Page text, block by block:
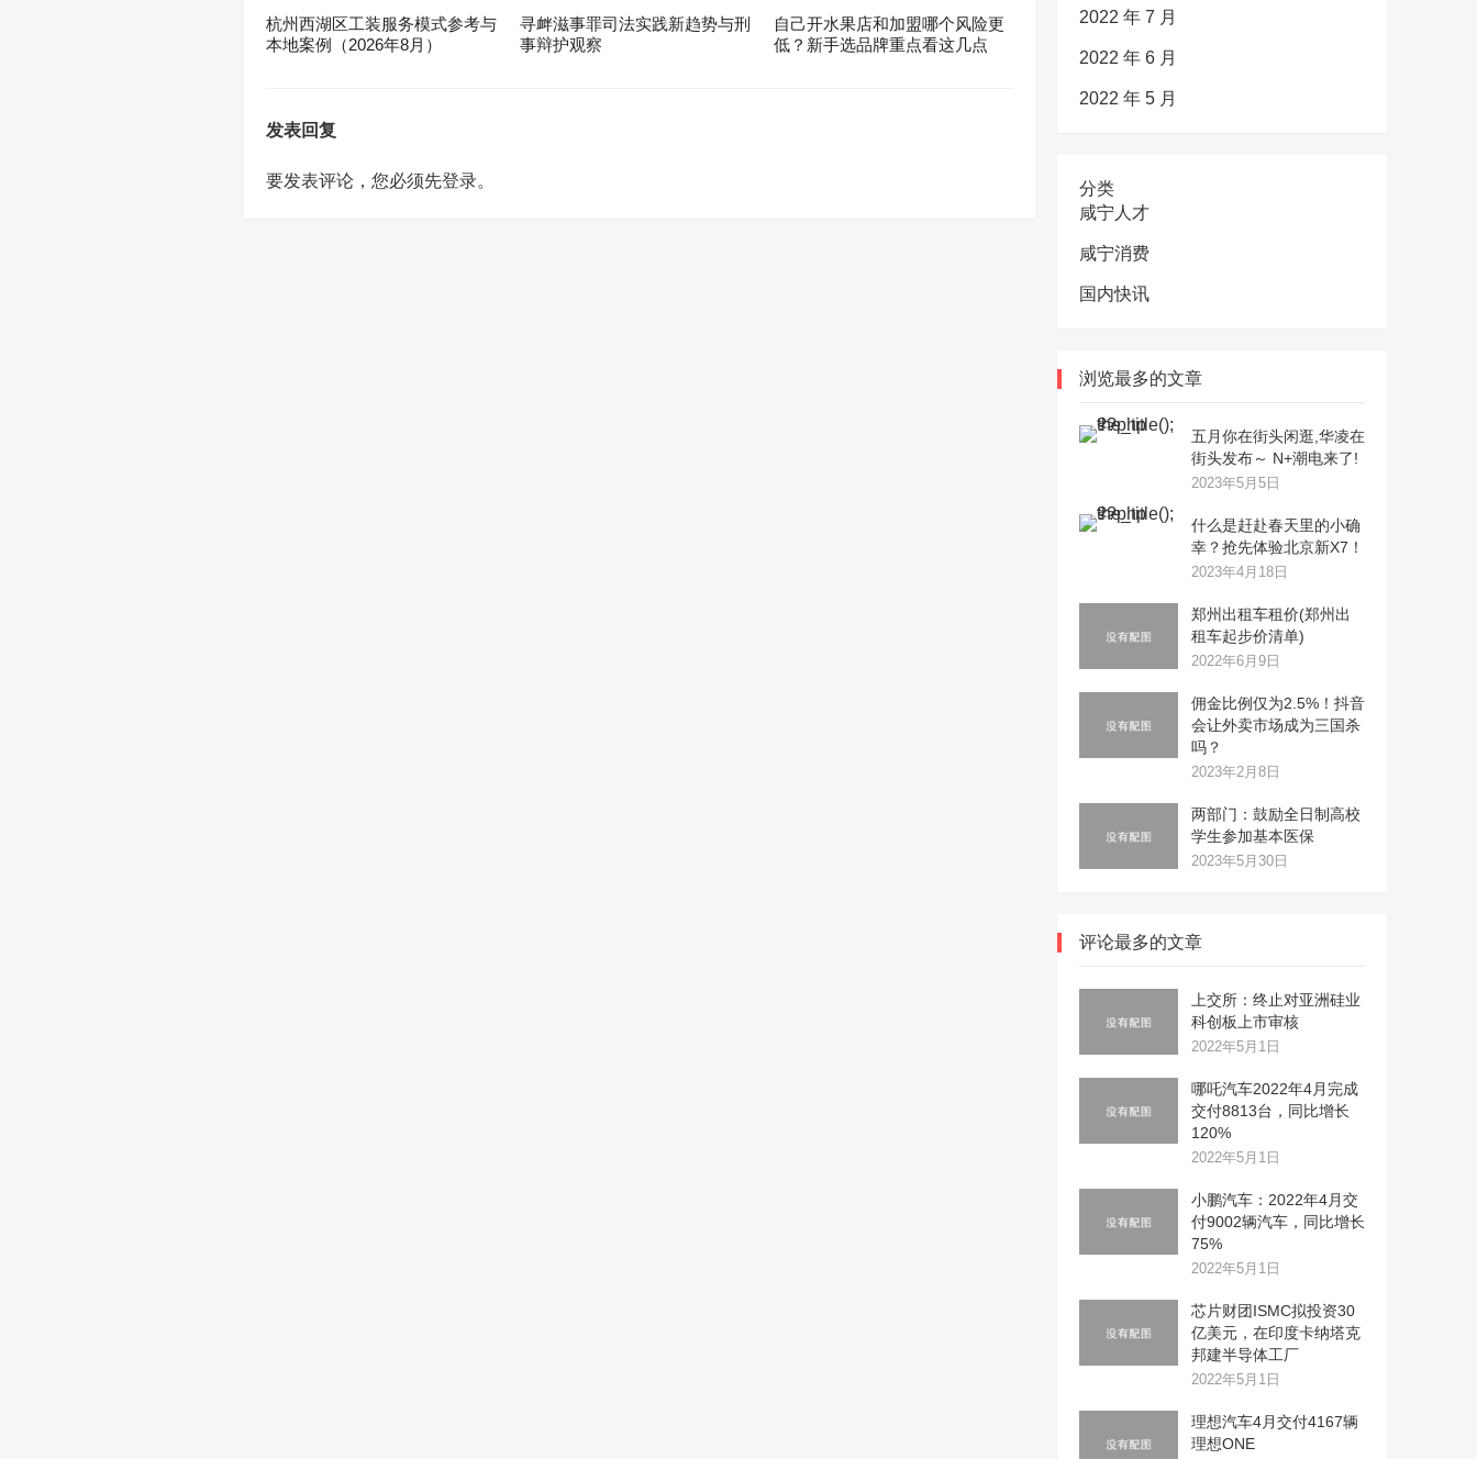
杭州西湖区工装服务模式参考与
本地案例（2026年8月）
寻衅滋事罪司法实践新趋势与刑
事辩护观察
自己开水果店和加盟哪个风险更
低？新手选品牌重点看这几点
发表回复
要发表评论，您必须先登录。
2022 年 7 月
2022 年 6 月
2022 年 5 月
分类
咸宁人才
咸宁消费
国内快讯
浏览最多的文章
五月你在街头闲逛,华凌在
街头发布～ N+潮电来了!
2023年5月5日
什么是赶赴春天里的小确
幸？抢先体验北京新X7！
2023年4月18日
郑州出租车租价(郑州出
租车起步价清单)
2022年6月9日
佣金比例仅为2.5%！抖音
会让外卖市场成为三国杀
吗？
2023年2月8日
两部门：鼓励全日制高校
学生参加基本医保
2023年5月30日
评论最多的文章
上交所：终止对亚洲硅业
科创板上市审核
2022年5月1日
哪吒汽车2022年4月完成
交付8813台，同比增长
120%
2022年5月1日
小鹏汽车：2022年4月交
付9002辆汽车，同比增长
75%
2022年5月1日
芯片财团ISMC拟投资30
亿美元，在印度卡纳塔克
邦建半导体工厂
2022年5月1日
理想汽车4月交付4167辆
理想ONE